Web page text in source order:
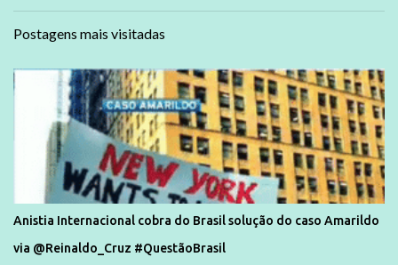
Postagens mais visitadas
Anistia Internacional cobra do Brasil solução do caso Amarildo
via @Reinaldo_Cruz #QuestãoBrasil